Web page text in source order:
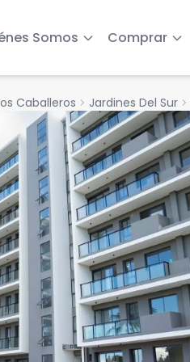
Somos Comprar
Caballeros chevron_right Jardines Del Sur chevron_right